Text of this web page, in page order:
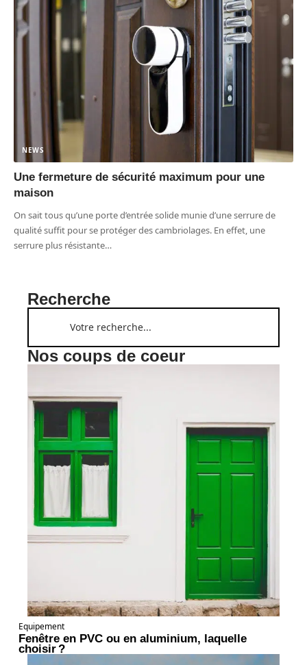
NEWS
Une fermeture de sécurité maximum pour une
maison
On sait tous qu’une porte d’entrée solide munie d’une serrure de
qualité suffit pour se protéger des cambriolages. En effet, une
serrure plus résistante…
Recherche
Nos coups de coeur
Equipement
Fenêtre en PVC ou en aluminium, laquelle
choisir ?